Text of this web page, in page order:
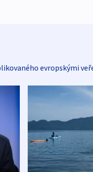
evropskými